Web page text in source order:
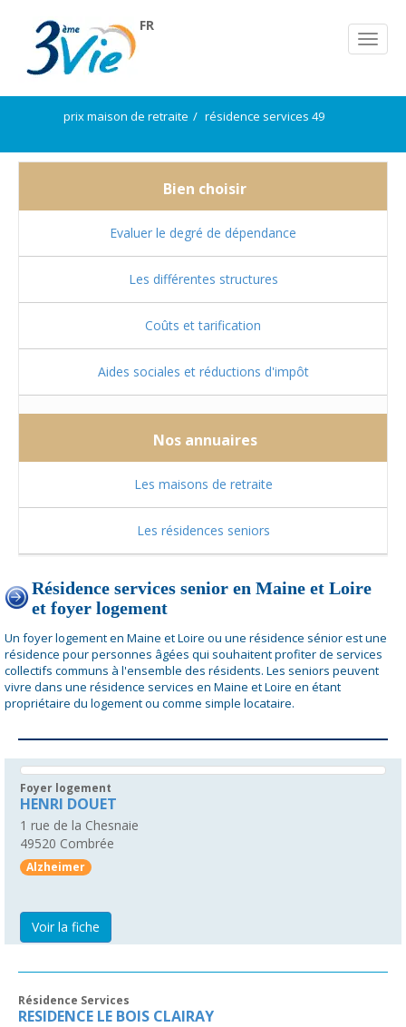
FR
prix maison de retraite résidence services 49
Bien choisir
Evaluer le degré de dépendance
Les différentes structures
Coûts et tarification
Aides sociales et réductions d'impôt
Nos annuaires
Les maisons de retraite
Les résidences seniors
Résidence services senior en Maine et Loire
et foyer logement
Un foyer logement en Maine et Loire ou une résidence sénior est une
résidence pour personnes âgées qui souhaitent profiter de services
collectifs communs à l'ensemble des résidents. Les seniors peuvent
vivre dans une résidence services en Maine et Loire en étant
propriétaire du logement ou comme simple locataire.
Foyer logement
HENRI DOUET
1 rue de la Chesnaie
49520 Combrée
Alzheimer
Voir la fiche
Résidence Services
RESIDENCE LE BOIS CLAIRAY